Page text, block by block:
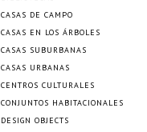
CASAS DE CAMPO
CASAS EN LOS ÁRBOLES
CASAS SUBURBANAS
CASAS URBANAS
CENTROS CULTURALES
CONJUNTOS HABITACIONALES
DESIGN OBJECTS